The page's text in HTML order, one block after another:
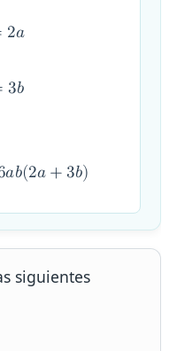
2𝑎
3𝑏
𝑎𝑏(2𝑎+3𝑏)
siguientes